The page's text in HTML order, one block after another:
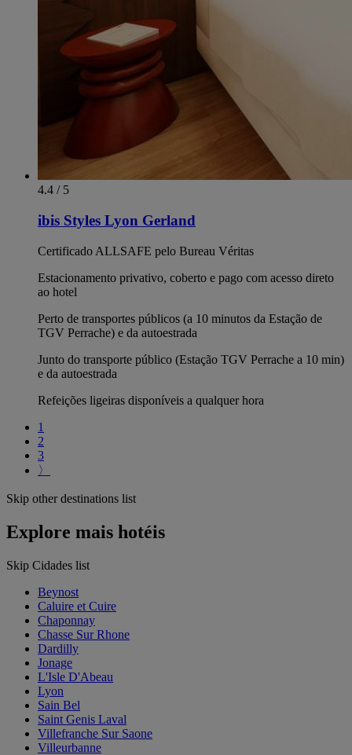
4.4 / 5
ibis Styles Lyon Gerland
Certificado ALLSAFE pelo Bureau Véritas
Estacionamento privativo, coberto e pago com acesso direto
ao hotel
Perto de transportes públicos (a 10 minutos da Estação de
TGV Perrache) e da autoestrada
Junto do transporte público (Estação TGV Perrache a 10 min)
e da autoestrada
Refeições ligeiras disponíveis a qualquer hora
1
2
3
〉
Skip other destinations list
Explore mais hotéis
Skip Cidades list
Beynost
Caluire et Cuire
Chaponnay
Chasse Sur Rhone
Dardilly
Jonage
L'Isle D'Abeau
Lyon
Sain Bel
Saint Genis Laval
Villefranche Sur Saone
Villeurbanne